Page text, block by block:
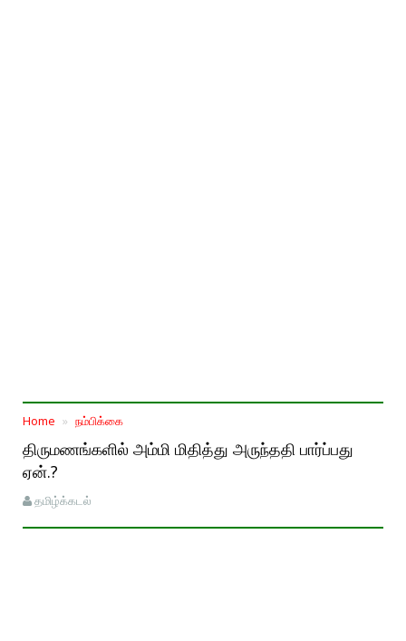
Home நம்பிக்கை
திருமணங்களில் அம்மி மிதித்து அருந்ததி பார்ப்பது
ஏன்.?
தமிழ்க்கடல்